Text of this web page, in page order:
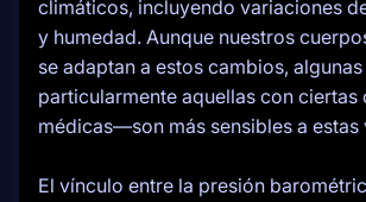
climáticos, incluyendo variaciones
y humedad. Aunque nuestros
se adaptan a estos cambios,
particularmente aquellas con ciertas
médicas—son más sensibles a estas
El vínculo entre la presión